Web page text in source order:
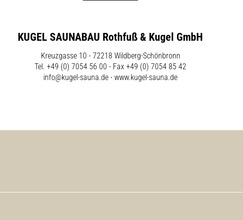
KUGEL SAUNABAU Rothfuß & Kugel GmbH
Kreuzgasse 10 ∙ 72218 Wildberg-Schönbronn
Tel. +49 (0) 7054 56 00 ∙ Fax +49 (0) 7054 85 42
info@kugel-sauna.de ∙ www.kugel-sauna.de